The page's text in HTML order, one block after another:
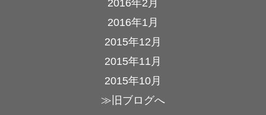
2016年2月
2016年1月
2015年12月
2015年11月
2015年10月
≫旧ブログへ